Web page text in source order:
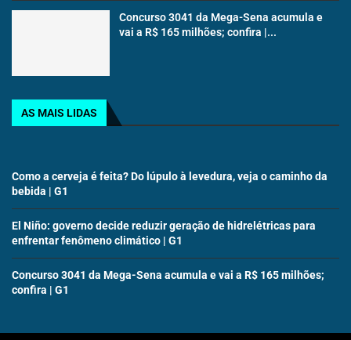
Concurso 3041 da Mega-Sena acumula e
vai a R$ 165 milhões; confira |...
AS MAIS LIDAS
Como a cerveja é feita? Do lúpulo à levedura, veja o caminho da
bebida | G1
El Niño: governo decide reduzir geração de hidrelétricas para
enfrentar fenômeno climático | G1
Concurso 3041 da Mega-Sena acumula e vai a R$ 165 milhões;
confira | G1